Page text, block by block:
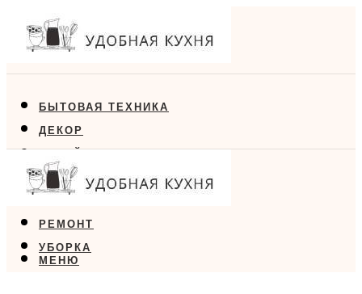
БЫТОВАЯ ТЕХНИКА
ДЕКОР
ДИЗАЙН
ЕДА
РЕМОНТ
УБОРКА
МЕНЮ